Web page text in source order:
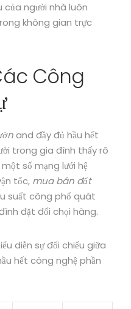
của người nhà luôn
không gian trực
Công
and đầy đủ hầu hết
trong gia đình thấy rõ
số mạng lưới hệ
tốc, mua bán đất
suất công phổ quát
đặt đối chọi hàng.
diễn sự đối chiếu giữa
hết công nghệ phần